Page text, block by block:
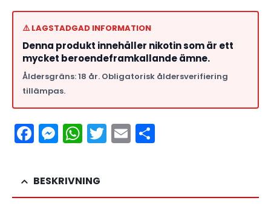
⚠️ LAGSTADGAD INFORMATION
Denna produkt innehåller nikotin som är ett
mycket beroendeframkallande ämne.
Åldersgräns: 18 år. Obligatorisk åldersverifiering
tillämpas.
Facebook
Messenger
WhatsApp
Twitter
Email
BESKRIVNING